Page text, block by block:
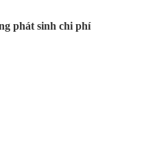
phát sinh chi phí